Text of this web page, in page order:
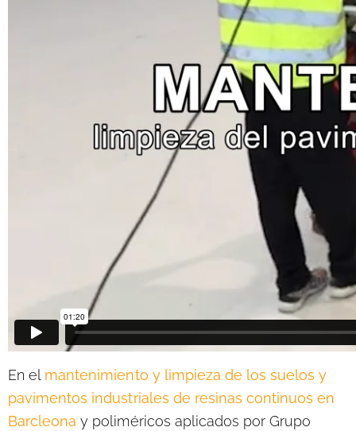
En el mantenimiento y limpieza de los suelos y
pavimentos industriales de resinas continuos en
Barcleona y poliméricos aplicados por Grupo